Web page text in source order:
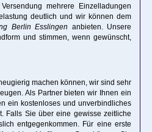
mehrere Einzelladungen
deutlich und wir können dem
Berlin Esslingen anbieten. Unsere
und stimmen, wenn gewünscht,
machen können, wir sind sehr
Als Partner bieten wir Ihnen ein
ein kostenloses und unverbindliches
Falls Sie über eine gewisse zeitliche
entgegenkommen. Für eine erste